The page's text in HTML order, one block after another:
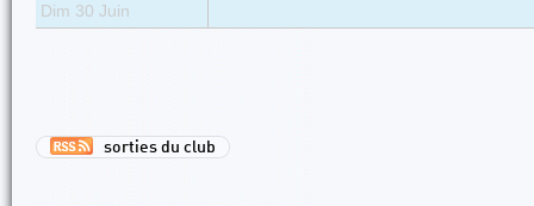
Dim 30 Juin
sorties du club